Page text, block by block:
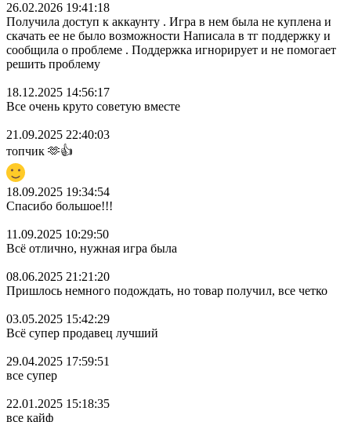
26.02.2026 19:41:18
Получила доступ к аккаунту . Игра в нем была не куплена и
скачать ее не было возможности Написала в тг поддержку и
сообщила о проблеме . Поддержка игнорирует и не помогает
решить проблему
18.12.2025 14:56:17
Все очень круто советую вместе
21.09.2025 22:40:03
топчик 🫶👍
18.09.2025 19:34:54
Спасибо большое!!!
11.09.2025 10:29:50
Всё отлично, нужная игра была
08.06.2025 21:21:20
Пришлось немного подождать, но товар получил, все четко
03.05.2025 15:42:29
Всё супер продавец лучший
29.04.2025 17:59:51
все супер
22.01.2025 15:18:35
все кайф